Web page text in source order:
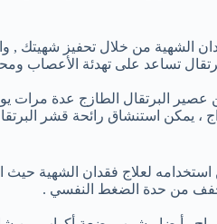
الشهية من خلال تحفيز شهيتك
تساعد على تهدئة الأعصاب
البرتقال الطازج عدة مرات
، يمكن استنشاق رائحة قشر
استخدامه لعلاج فقدان الشهية
من حدة الضغط النفسي .